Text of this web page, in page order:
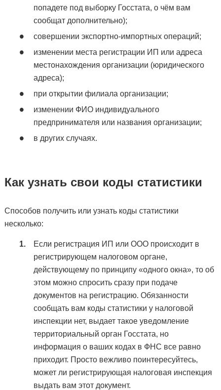
попадете под выборку Госстата, о чём вам
сообщат дополнительно);
совершении экспортно-импортных операций;
изменении места регистрации ИП или адреса
местонахождения организации (юридического
адреса);
при открытии филиала организации;
изменении ФИО индивидуального
предпринимателя или названия организации;
в других случаях.
Как узнать свои коды статистики
Способов получить или узнать коды статистики
несколько:
Если регистрация ИП или ООО происходит в
регистрирующем налоговом органе,
действующему по принципу «одного окна», то об
этом можно спросить сразу при подаче
документов на регистрацию. Обязанности
сообщать вам коды статистики у налоговой
инспекции нет, выдает такое уведомление
территориальный орган Госстата, но
информация о ваших кодах в ФНС все равно
приходит. Просто вежливо поинтересуйтесь,
может ли регистрирующая налоговая инспекция
выдать вам этот документ.